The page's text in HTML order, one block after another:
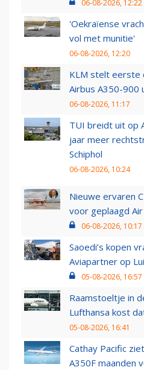
06-08-2026, 12:22
'Oekraïense
vol met munitie'
06-08-2026, 12:20
KLM stelt eerste
Airbus A350-900
06-08-2026, 11:17
TUI breidt uit op
jaar meer
Schiphol
06-08-2026, 10:24
Nieuwe ervaren
voor geplaagd
06-08-2026, 10:17
Saoedi’s kopen
Aviapartner op
05-08-2026, 16:57
Raamstoeltje in
Lufthansa kost
05-08-2026, 16:41
Cathay Pacific
A350F maanden